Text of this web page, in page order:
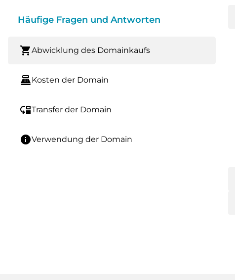
Häufige Fragen und Antworten
shopping_cartAbwicklung des Domainkaufs
point_of_saleKosten der Domain
move_downTransfer der Domain
infoVerwendung der Domain